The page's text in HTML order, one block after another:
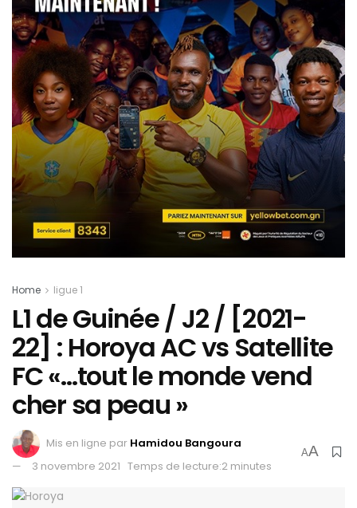
Home ligue 1
L1 de Guinée / J2 / [2021-
22] : Horoya AC vs Satellite
FC «…tout le monde vend
cher sa peau »
Mis en ligne par Hamidou Bangoura
3 novembre 2021 Temps de lecture:2 minutes
AA